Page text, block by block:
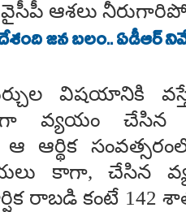
వైసీపీ ఆశలు
జన బలం.. ఏడీఆర్
విషయానికి
వ్యయం చేసిన
ఆ ఆర్థిక
కాగా, చేసిన
రాబడి కంటే 142